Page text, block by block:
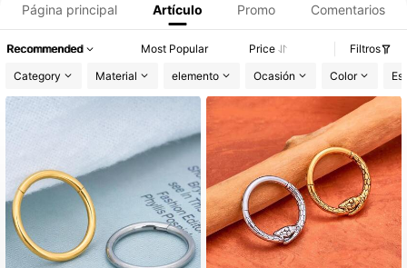
Página principal Artículo Promo Comentarios
Recommended Most Popular Price
Filtros
Category
Material elemento Ocasión Color